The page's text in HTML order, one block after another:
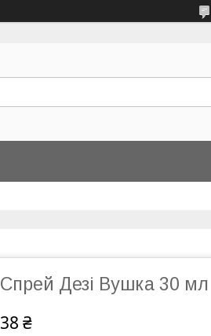
Спрей Дезі Вушка 30 мл
38 ₴